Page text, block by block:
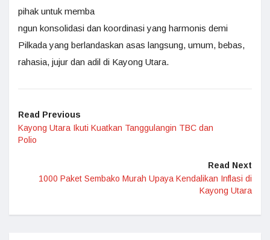
pihak untuk memba
ngun konsolidasi dan koordinasi yang harmonis demi
Pilkada yang berlandaskan asas langsung, umum, bebas,
rahasia, jujur dan adil di Kayong Utara.
Read Previous
Kayong Utara Ikuti Kuatkan Tanggulangin TBC dan
Polio
Read Next
1000 Paket Sembako Murah Upaya Kendalikan Inflasi di
Kayong Utara